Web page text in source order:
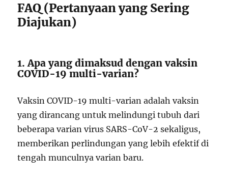
FAQ (Pertanyaan yang Sering
Diajukan)
1. Apa yang dimaksud dengan vaksin
COVID-19 multi-varian?
Vaksin COVID-19 multi-varian adalah vaksin
yang dirancang untuk melindungi tubuh dari
beberapa varian virus SARS-CoV-2 sekaligus,
memberikan perlindungan yang lebih efektif di
tengah munculnya varian baru.